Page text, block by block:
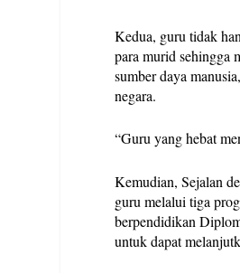
Kedua, guru tidak
para murid sehingga
sumber daya
negara.
“Guru yang hebat
Kemudian, Sejalan
guru melalui tiga
berpendidikan
untuk dapat